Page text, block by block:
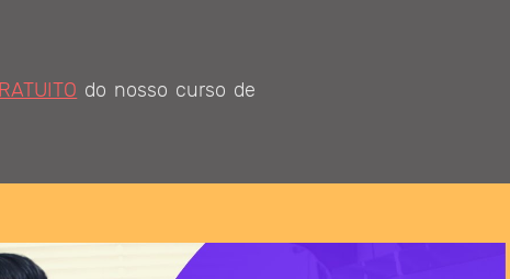
do nosso curso de